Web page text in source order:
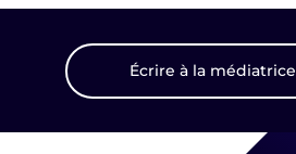
Écrire à la médiatrice